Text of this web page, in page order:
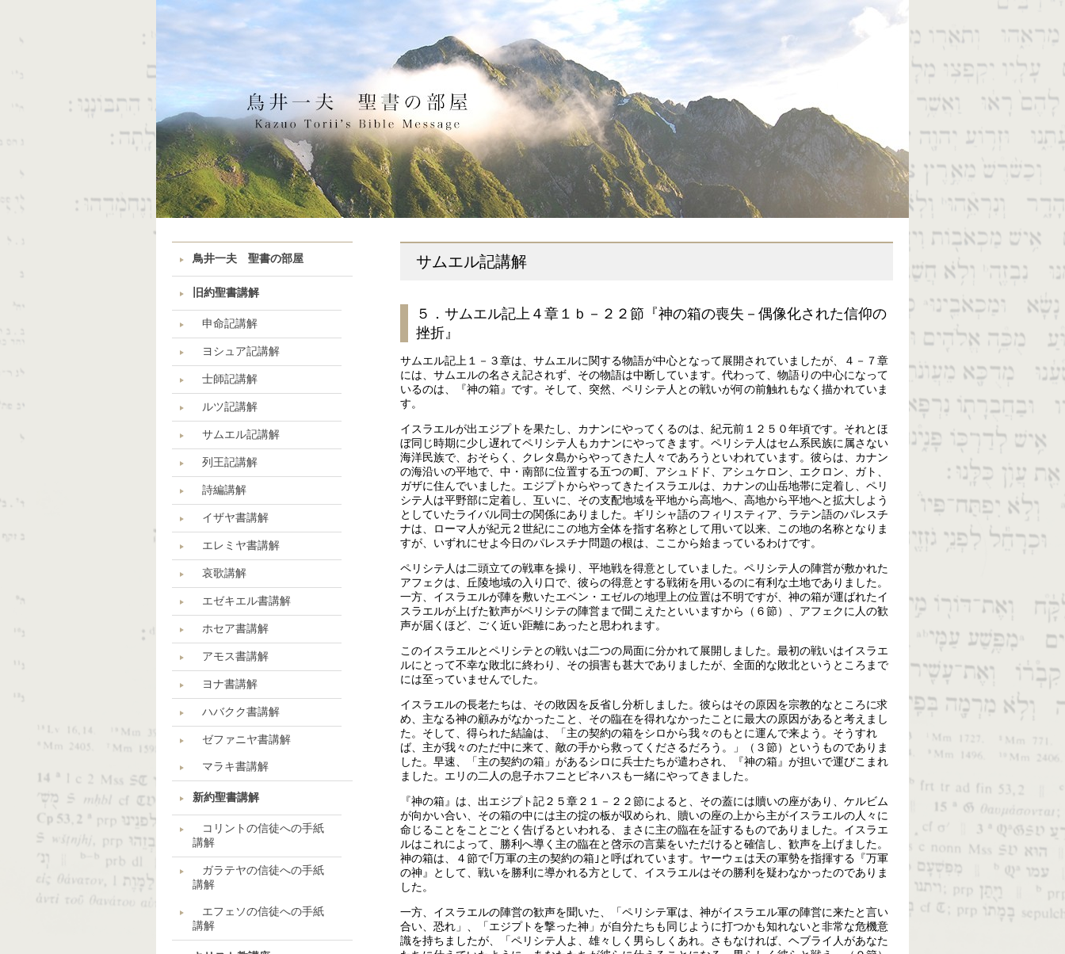
鳥井一夫 聖書の部屋
旧約聖書講解
申命記講解
ヨシュア記講解
士師記講解
ルツ記講解
サムエル記講解
列王記講解
詩編講解
イザヤ書講解
エレミヤ書講解
哀歌講解
エゼキエル書講解
ホセア書講解
アモス書講解
ヨナ書講解
ハバクク書講解
ゼファニヤ書講解
マラキ書講解
新約聖書講解
コリントの信徒への手紙
講解
ガラテヤの信徒への手紙
講解
エフェソの信徒への手紙
講解
サムエル記講解
５．サムエル記上４章１ｂ－２２節『神の箱の喪失－偶像化された信仰の
挫折』
サムエル記上１－３章は、サムエルに関する物語が中心となって展開されていましたが、４－７章
には、サムエルの名さえ記されず、その物語は中断しています。代わって、物語りの中心になって
いるのは、『神の箱』です。そして、突然、ペリシテ人との戦いが何の前触れもなく描かれていま
す。
イスラエルが出エジプトを果たし、カナンにやってくるのは、紀元前１２５０年頃です。それとほ
ぼ同じ時期に少し遅れてペリシテ人もカナンにやってきます。ペリシテ人はセム系民族に属さない
海洋民族で、おそらく、クレタ島からやってきた人々であろうといわれています。彼らは、カナン
の海沿いの平地で、中・南部に位置する五つの町、アシュドド、アシュケロン、エクロン、ガト、
ガザに住んでいました。エジプトからやってきたイスラエルは、カナンの山岳地帯に定着し、ペリ
シテ人は平野部に定着し、互いに、その支配地域を平地から高地へ、高地から平地へと拡大しよう
としていたライバル同士の関係にありました。ギリシャ語のフィリスティア、ラテン語のパレスチ
ナは、ローマ人が紀元２世紀にこの地方全体を指す名称として用いて以来、この地の名称となりま
すが、いずれにせよ今日のパレスチナ問題の根は、ここから始まっているわけです。
ペリシテ人は二頭立ての戦車を操り、平地戦を得意としていました。ペリシテ人の陣営が敷かれた
アフェクは、丘陵地域の入り口で、彼らの得意とする戦術を用いるのに有利な土地でありました。
一方、イスラエルが陣を敷いたエベン・エゼルの地理上の位置は不明ですが、神の箱が運ばれたイ
スラエルが上げた歓声がペリシテの陣営まで聞こえたといいますから（６節）、アフェクに人の歓
声が届くほど、ごく近い距離にあったと思われます。
このイスラエルとペリシテとの戦いは二つの局面に分かれて展開しました。最初の戦いはイスラエ
ルにとって不幸な敗北に終わり、その損害も甚大でありましたが、全面的な敗北というところまで
には至っていませんでした。
イスラエルの長老たちは、その敗因を反省し分析しました。彼らはその原因を宗教的なところに求
め、主なる神の顧みがなかったこと、その臨在を得れなかったことに最大の原因があると考えまし
た。そして、得られた結論は、「主の契約の箱をシロから我々のもとに運んで来よう。そうすれ
ば、主が我々のただ中に来て、敵の手から救ってくださるだろう。」（３節）というものでありま
した。早速、「主の契約の箱」があるシロに兵士たちが遣わされ、『神の箱』が担いで運びこまれ
ました。エリの二人の息子ホフニとピネハスも一緒にやってきました。
『神の箱』は、出エジプト記２５章２１－２２節によると、その蓋には贖いの座があり、ケルビム
が向かい合い、その箱の中には主の掟の板が収められ、贖いの座の上から主がイスラエルの人々に
命じることをことごとく告げるといわれる、まさに主の臨在を証するものでありました。イスラエ
ルはこれによって、勝利へ導く主の臨在と啓示の言葉をいただけると確信し、歓声を上げました。
神の箱は、４節で｢万軍の主の契約の箱｣と呼ばれています。ヤーウェは天の軍勢を指揮する『万軍
の神』として、戦いを勝利に導かれる方として、イスラエルはその勝利を疑わなかったのでありま
した。
一方、イスラエルの陣営の歓声を聞いた、「ペリシテ軍は、神がイスラエル軍の陣営に来たと言い
合い、恐れ」、「エジプトを撃った神」が自分たちも同じように打つかも知れないと非常な危機意
識を持ちましたが、「ペリシテ人よ、雄々しく男らしくあれ。さもなければ、ヘブライ人があなた